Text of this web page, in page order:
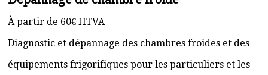
À partir de 60€ HTVA
Diagnostic et dépannage des chambres froides et des
équipements frigorifiques pour les particuliers et les